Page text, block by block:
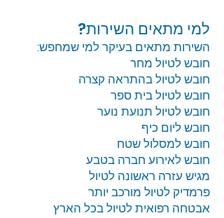
למי מתאים השירות?
השירות מתאים בעיקר למי שמחפש:
חובש לטיול מחר
חובש לטיול בהתראה קצרה
חובש לטיול בית ספר
חובש לטיול תנועת נוער
חובש ליום כיף
חובש למסלול שטח
חובש לאירוע חברה בטבע
מגיש עזרה ראשונה לטיול
פרמדיק לטיול מורכב יותר
אבטחה רפואית לטיול בכל הארץ